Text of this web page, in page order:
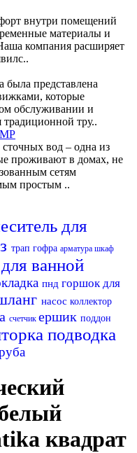
внутри помещений
материалы и
компания расширяет
была представлена
которые
обслуживании и
тру..
вод – одна из
проживают в домах, не
сетям
простым ..
для
трап гофра арматура шкаф
ванной
пнд горшок для
насос коллектор
счетчик ершик поддон
подводка
квадрат